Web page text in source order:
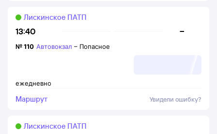
13:40 –
Лискинское ПАТП
ежедневно
№110 Автовокзал – Попасное
Маршрут Увидели ошибку?
Лискинское ПАТП